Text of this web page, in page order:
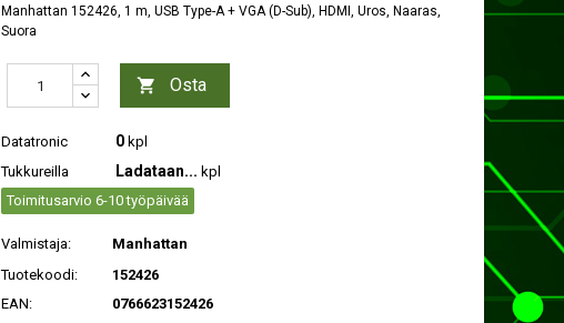
Manhattan 152426, 1 m, USB Type-A + VGA (D-Sub), HDMI, Uros, Naaras,
Suora
 Osta
Datatronic 0 kpl
Tukkureilla
Ladataan... kpl
Toimitusarvio 6-10 työpäivää
Valmistaja:
Manhattan
Tuotekoodi:
152426
EAN:
0766623152426